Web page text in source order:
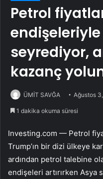
Petrol
seyrediyor,
kazanç
ÜMİT SAVĞA Ağustos
1 dakika okuma süresi
Investing.com — Petrol
Trump’ın bir dizi ülkeye
ardından petrol talebine
endişeleri artırırken Asya